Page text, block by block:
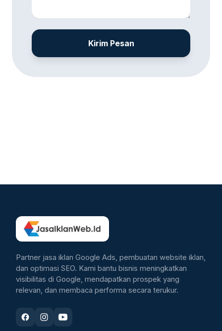
Kirim Pesan
Partner jasa iklan Google Ads, pembuatan website iklan,
dan optimasi SEO. Kami bantu bisnis meningkatkan
visibilitas di Google, mendapatkan prospek yang
relevan, dan membaca performa secara terukur.